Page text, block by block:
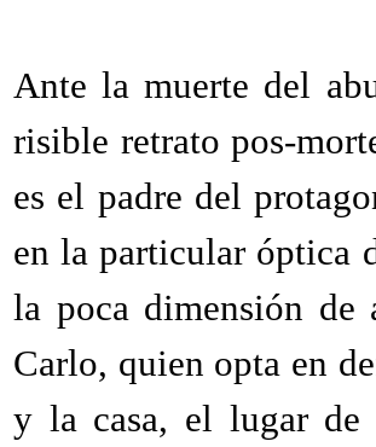
Ante la muerte del
risible retrato pos-
es el padre del
en la particular óptica
la poca dimensión de
Carlo, quien opta en
y la casa, el lugar de